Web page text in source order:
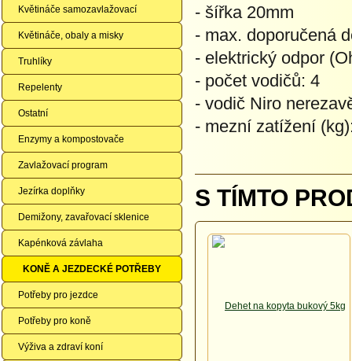
Květináče samozavlažovací
Květináče, obaly a misky
Truhlíky
Repelenty
Ostatní
Enzymy a kompostovače
Zavlažovací program
Jezírka doplňky
Demižony, zavařovací sklenice
Kapénková závlaha
KONĚ A JEZDECKÉ POTŘEBY
Potřeby pro jezdce
Potřeby pro koně
Výživa a zdraví koní
- šířka 20mm
- max. doporučená
- elektrický odpor
- počet vodičů: 4
- vodič Niro
- mezní zatížení
S TÍMTO